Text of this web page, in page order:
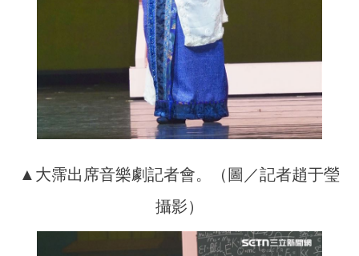
▲大霈出席音樂劇記者會。（圖／記者趙于瑩
攝影）